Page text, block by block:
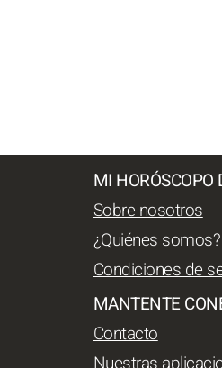
MI HORÓSCOPO
Sobre nosotros
¿Quiénes somos?
Condiciones de
MANTENTE
Contacto